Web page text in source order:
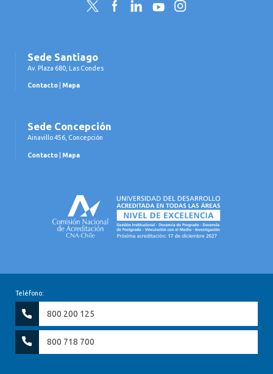
Twitter FacebookLinkedInYouTubeInstagram
Sede Santiago
Av. Plaza 680, Las Condes
Contacto Mapa
Sede Concepción
Ainavillo 456, Concepción
Contacto Mapa
Teléfono:
800 200 125
800 718 700